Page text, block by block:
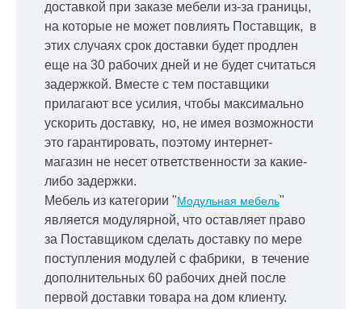
доставкой при заказе мебели из-за границы,
на которые не может повлиять Поставщик, в
этих случаях срок доставки будет продлен
еще на 30 рабочих дней и не будет считаться
задержкой. Вместе с тем поставщики
прилагают все усилия, чтобы максимально
ускорить доставку, но, не имея возможности
это гарантировать, поэтому интернет-
магазин не несет ответственности за какие-
либо задержки.
Мебель из категории "Модульная мебель"
является модулярной, что оставляет право
за Поставщиком сделать доставку по мере
поступления модулей с фабрики, в течение
дополнительных 60 рабочих дней после
первой доставки товара на дом клиенту.